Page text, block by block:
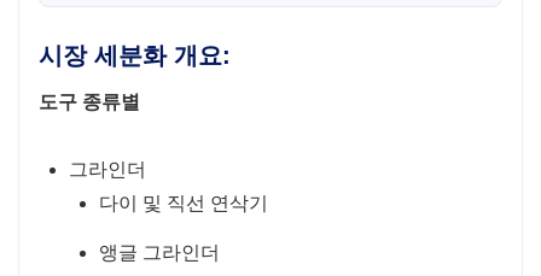
시장 세분화 개요:
도구 종류별
그라인더
다이 및 직선 연삭기
앵글 그라인더